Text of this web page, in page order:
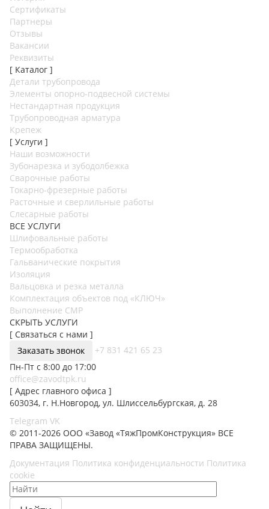
Сертификаты
Партнеры
Отзывы
Вакансии
Реквизиты
[ Каталог ]
Детали трубопровода
Элементы опорно-подвесной системы
Нестандартная продукция
Трубопроводная арматура
Крепеж
[ Услуги ]
Наши возможности
Зубонарезка и зубодолбежка
Сварочные работы
Токарно-фрезерные работы
Расточные и сверлильные работы
Слесарные работы
ВСЕ УСЛУГИ
Шлифовальные работы
Термообработка
Гальванические покрытия
Изоляция
Вальцовка и резка металла
Комплектация объектов под «КЛЮЧ»
Выполнение СМР
СКРЫТЬ УСЛУГИ
[ Связаться с нами ]
Заказать звонок
+7 831 421 65 23
Пн-Пт с 8:00 до 17:00
office@zavodtpk.ru
[ Адрес главного офиса ]
603034, г. Н.Новгород, ул. Шлиссельбургская, д. 28
Telegram VK
© 2011-2026 ООО «Завод «ТяжПромКонструкция» ВСЕ
ПРАВА ЗАЩИЩЕНЫ.
Документация Политика конфиденциальности Политика
cookie